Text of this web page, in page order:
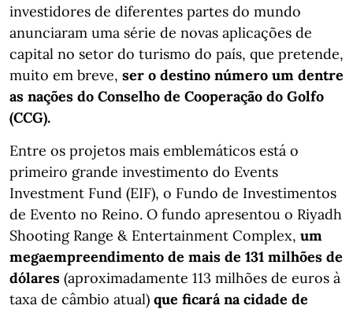
investidores de diferentes partes do mundo
anunciaram uma série de novas aplicações de
capital no setor do turismo do país, que pretende,
muito em breve, ser o destino número um dentre
as nações do Conselho de Cooperação do Golfo
(CCG).
Entre os projetos mais emblemáticos está o
primeiro grande investimento do Events
Investment Fund (EIF), o Fundo de Investimentos
de Evento no Reino. O fundo apresentou o Riyadh
Shooting Range & Entertainment Complex, um
megaempreendimento de mais de 131 milhões de
dólares (aproximadamente 113 milhões de euros à
taxa de câmbio atual) que ficará na cidade de